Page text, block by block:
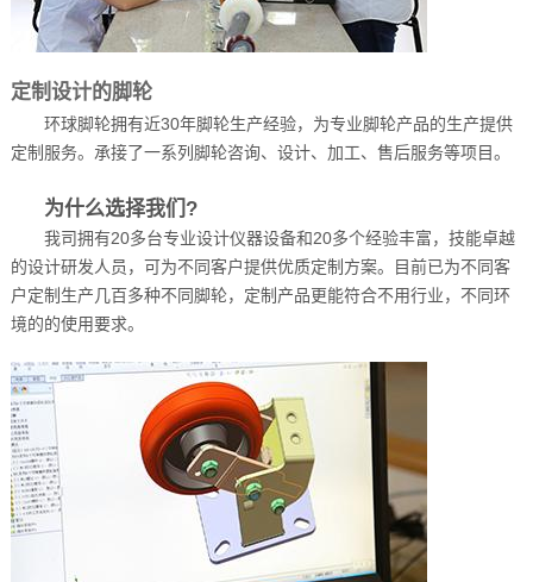
定制设计的脚轮
环球脚轮拥有近30年脚轮生产经验，为专业脚轮产品的生产提供
定制服务。承接了一系列脚轮咨询、设计、加工、售后服务等项目。
为什么选择我们?
我司拥有20多台专业设计仪器设备和20多个经验丰富，技能卓越
的设计研发人员，可为不同客户提供优质定制方案。目前已为不同客
户定制生产几百多种不同脚轮，定制产品更能符合不用行业，不同环
境的的使用要求。